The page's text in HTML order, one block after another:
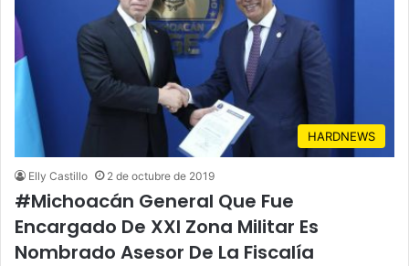
HARDNEWS
Elly Castillo 2 de octubre de 2019
#Michoacán General Que Fue
Encargado De XXI Zona Militar Es
Nombrado Asesor De La Fiscalía